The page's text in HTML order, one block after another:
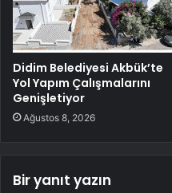
Didim Belediyesi Akbük’te
Yol Yapım Çalışmalarını
Genişletiyor
Ağustos 8, 2026
Bir yanıt yazın